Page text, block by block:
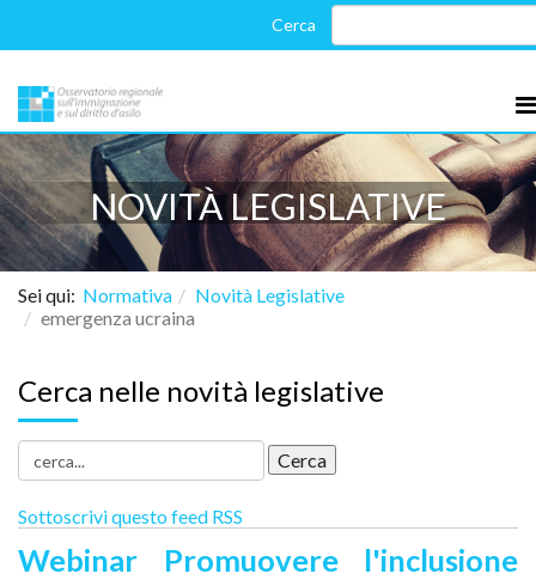
NOVITÀ LEGISLATIVE
Sei qui: Normativa
Novità Legislative
emergenza ucraina
Cerca nelle novità legislative
Sottoscrivi questo feed RSS
Webinar Promuovere l'inclusione